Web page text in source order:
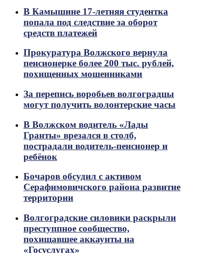
В Камышине 17-летняя студентка
попала под следствие за оборот
средств платежей
Прокуратура Волжского вернула
пенсионерке более 200 тыс. рублей,
похищенных мошенниками
За перепись воробьев волгоградцы
могут получить волонтерские часы
В Волжском водитель «Лады
Гранты» врезался в столб,
пострадали водитель-пенсионер и
ребёнок
Бочаров обсудил с активом
Серафимовичского района развитие
территории
Волгоградские силовики раскрыли
преступпное сообщество,
похищавшее аккаунты на
«Госуслугах»